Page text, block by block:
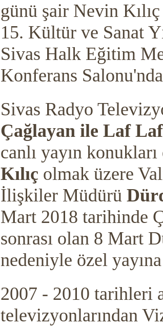
günü şair Nevin Kılıç
15. Kültür ve Sanat
Sivas Halk Eğitim
Konferans
Sivas Radyo
Çağlayan ile Laf
canlı yayın
Kılıç olmak üzere
İlişkiler Müdürü
Mart 2018 tarihinde
sonrası olan 8 Mart
nedeniyle özel
2007 - 2010 tarihleri
televizyonlarından